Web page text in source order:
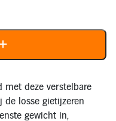
deze verstelbare
de losse gietijzeren
gewicht in,